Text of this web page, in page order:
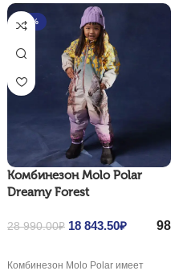
-35%
Комбинезон Molo Polar
Dreamy Forest
28 990.00₽ Original price was:
18 843.50₽ Current
98
Комбинезон Molo Polar имеет